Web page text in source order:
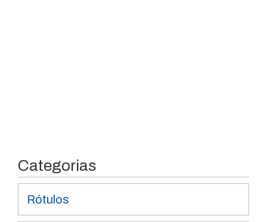
Categorias
Rótulos